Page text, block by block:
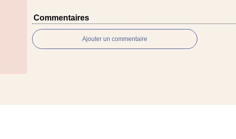
Commentaires
Ajouter un commentaire